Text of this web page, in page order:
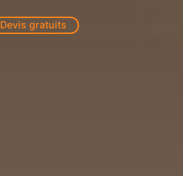
Devis gratuits